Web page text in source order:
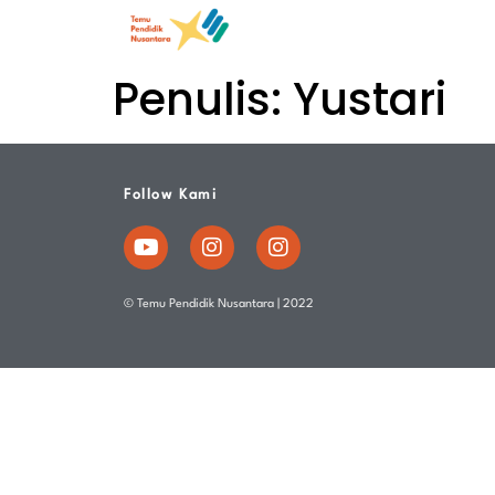
Penulis: Yustari
Follow Kami
© Temu Pendidik Nusantara | 2022